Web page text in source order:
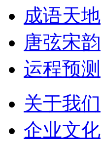
成语天地
唐弦宋韵
运程预测
关于我们
企业文化